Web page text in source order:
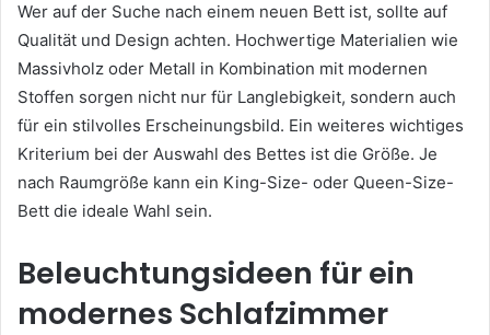
Wer auf der Suche nach einem neuen Bett ist, sollte auf
Qualität und Design achten. Hochwertige Materialien wie
Massivholz oder Metall in Kombination mit modernen
Stoffen sorgen nicht nur für Langlebigkeit, sondern auch
für ein stilvolles Erscheinungsbild. Ein weiteres wichtiges
Kriterium bei der Auswahl des Bettes ist die Größe. Je
nach Raumgröße kann ein King-Size- oder Queen-Size-
Bett die ideale Wahl sein.
Beleuchtungsideen für ein
modernes Schlafzimmer